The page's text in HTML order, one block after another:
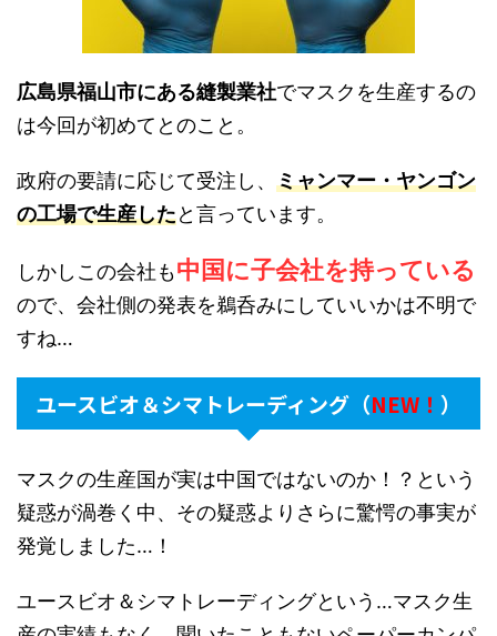
広島県福山市にある縫製業社でマスクを生産するの
は今回が初めてとのこと。
政府の要請に応じて受注し、 ミャンマー・ヤンゴン
の工場で生産したと言っています。
しかしこの会社も中国に子会社を持っている
ので、会社側の発表を鵜呑みにしていいかは不明で
すね…
ユースビオ＆シマトレーディング（NEW！ ）
マスクの生産国が実は中国ではないのか！？という
疑惑が渦巻く中、その疑惑よりさらに驚愕の事実が
発覚しました…！
ユースビオ＆シマトレーディングという…マスク生